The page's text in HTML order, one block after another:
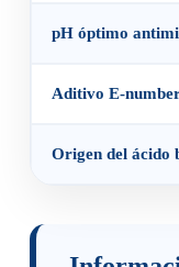
pH óptimo
Aditivo E-
Origen del ácido